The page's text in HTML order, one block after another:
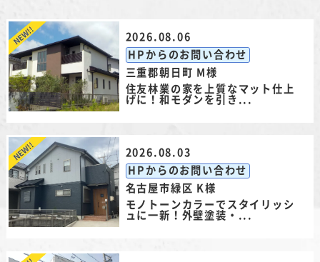
2026.08.06
HPからのお問い合わせ
三重郡朝日町 M様
住友林業の家を上質なマット仕上
げに！和モダンを引き...
2026.08.03
HPからのお問い合わせ
名古屋市緑区 K様
モノトーンカラーでスタイリッシ
ュに一新！外壁塗装・...